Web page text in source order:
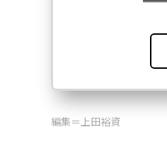
編集＝上田裕資